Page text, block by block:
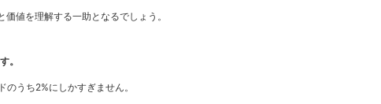
値を理解する一助となるでしょう。
。
うち2%にしかすぎません。